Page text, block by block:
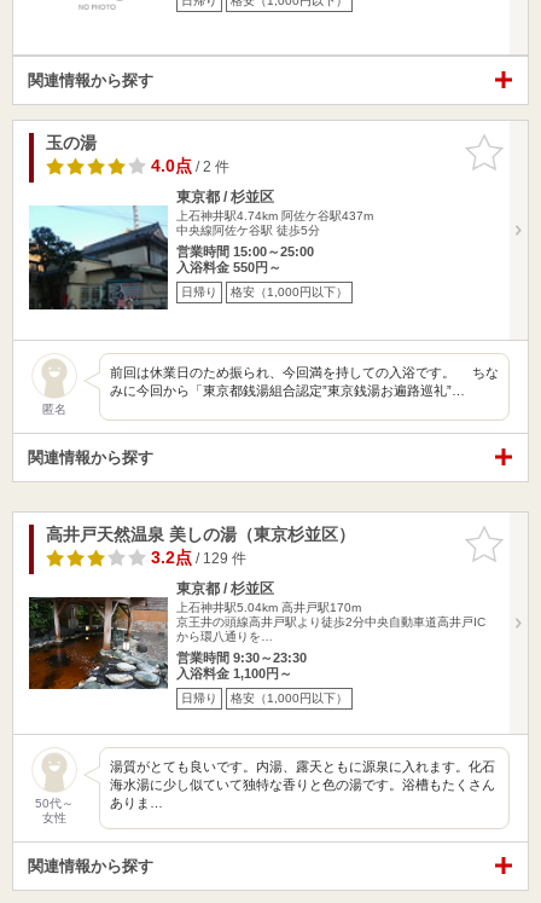
関連情報から探す
お気に入
りに追加
玉の湯
4.0点/ 2 件
東京都 / 杉並区
上石神井駅4.74km 阿佐ケ谷駅437m
中央線阿佐ケ谷駅 徒歩5分
営業時間 15:00～25:00
入浴料金 550円～
日帰り 格安（1,000円以下）
匿名
前回は休業日のため振られ、今回満を持しての入浴です。 ちな
みに今回から「東京都銭湯組合認定”東京銭湯お遍路巡礼”…
関連情報から探す
お気に入
りに追加
高井戸天然温泉 美しの湯（東京杉並区）
3.2点/ 129 件
東京都 / 杉並区
上石神井駅5.04km 高井戸駅170m
京王井の頭線高井戸駅より徒歩2分中央自動車道高井戸IC
から環八通りを…
営業時間 9:30～23:30
入浴料金 1,100円～
日帰り 格安（1,000円以下）
50代～
女性
湯質がとても良いです。内湯、露天ともに源泉に入れます。化石
海水湯に少し似ていて独特な香りと色の湯です。浴槽もたくさん
ありま…
関連情報から探す